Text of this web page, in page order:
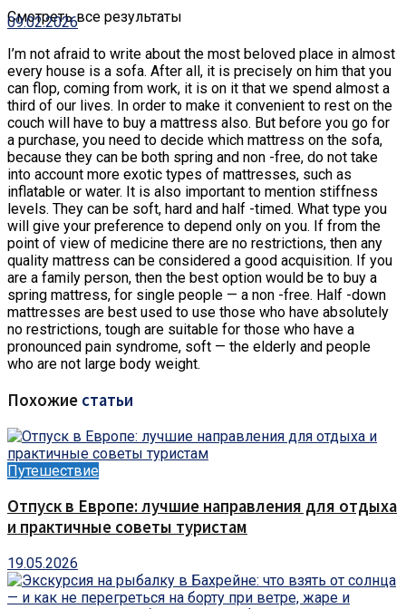
Смотреть все результаты
09.02.2026
I’m not afraid to write about the most beloved place in almost
every house is a sofa. After all, it is precisely on him that you
can flop, coming from work, it is on it that we spend almost a
third of our lives. In order to make it convenient to rest on the
couch will have to buy a mattress also. But before you go for
a purchase, you need to decide which mattress on the sofa,
because they can be both spring and non -free, do not take
into account more exotic types of mattresses, such as
inflatable or water. It is also important to mention stiffness
levels. They can be soft, hard and half -timed. What type you
will give your preference to depend only on you. If from the
point of view of medicine there are no restrictions, then any
quality mattress can be considered a good acquisition. If you
are a family person, then the best option would be to buy a
spring mattress, for single people — a non -free. Half -down
mattresses are best used to use those who have absolutely
no restrictions, tough are suitable for those who have a
pronounced pain syndrome, soft — the elderly and people
who are not large body weight.
Похожие статьи
Путешествие
Отпуск в Европе: лучшие направления для отдыха
и практичные советы туристам
19.05.2026